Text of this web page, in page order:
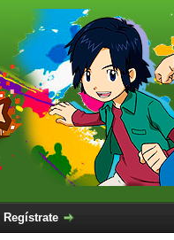
Regístrate